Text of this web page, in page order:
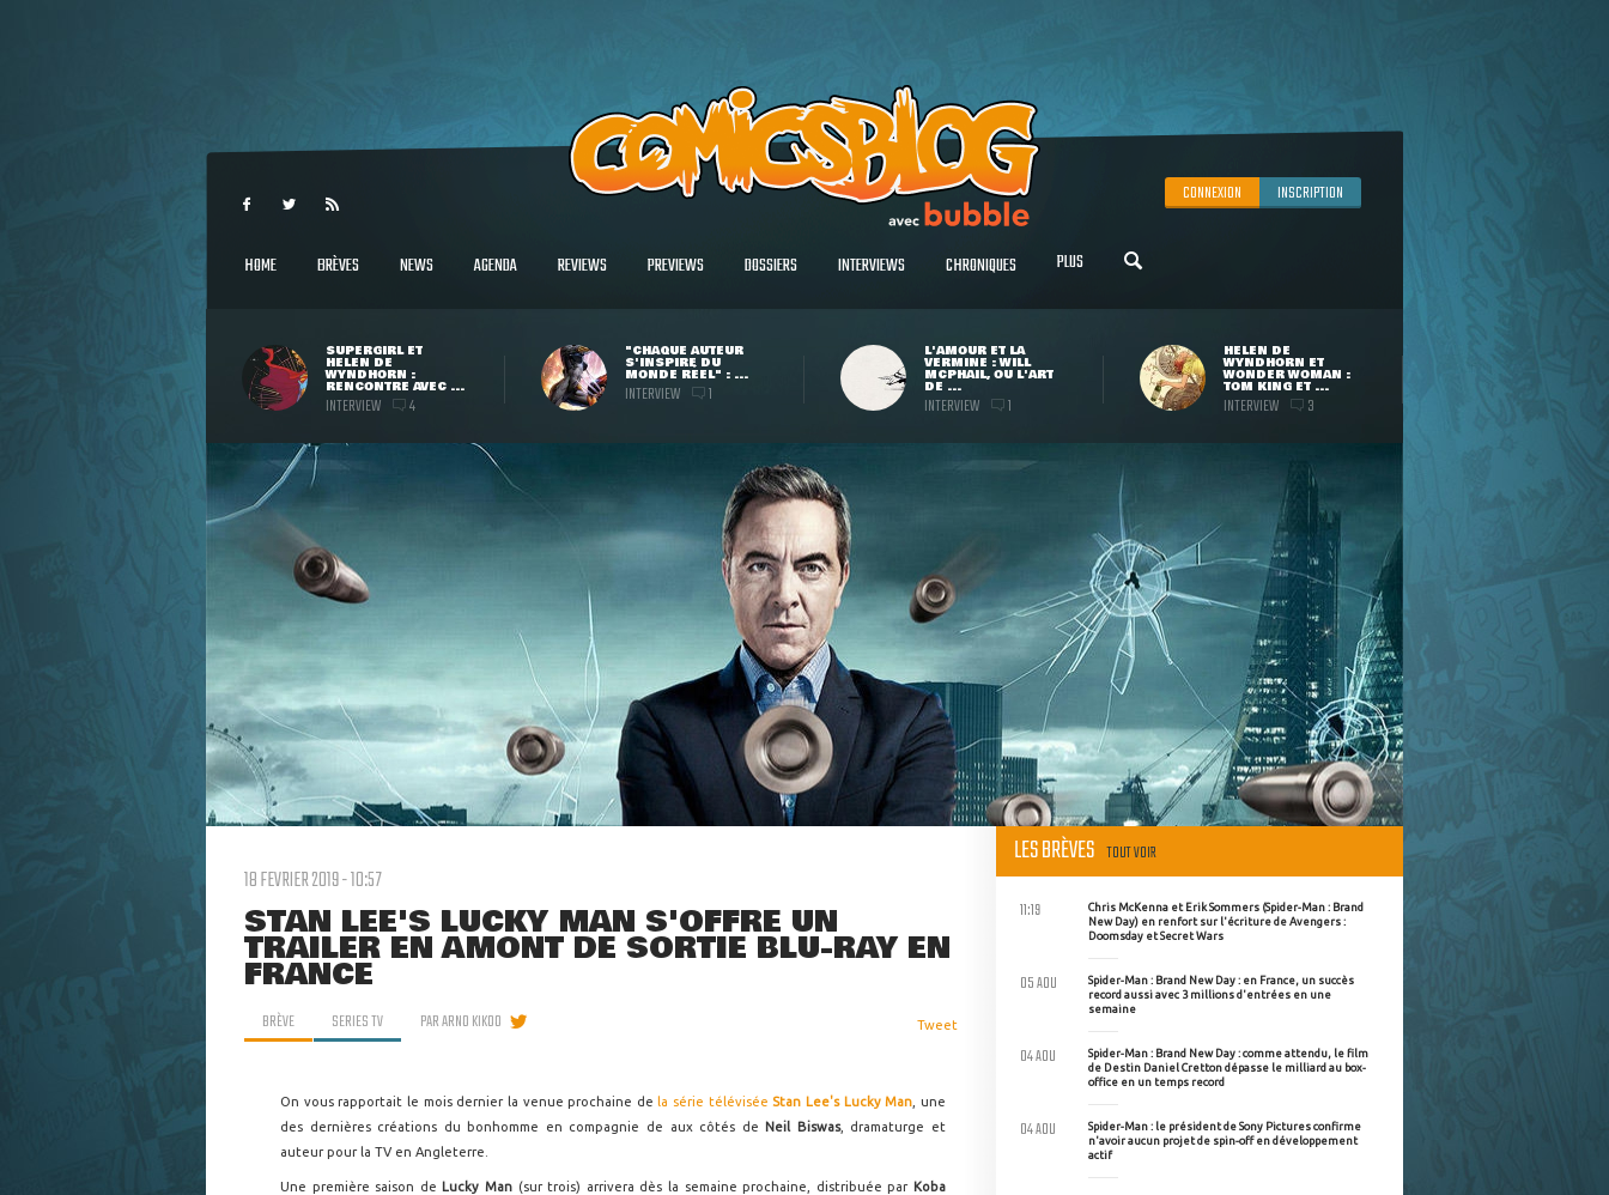
CONNEXION INSCRIPTION
HOME BRÈVES NEWS AGENDA REVIEWS PREVIEWS DOSSIERS INTERVIEWS CHRONIQUES PLUS
SUPERGIRL ET
HELEN DE
WYNDHORN :
RENCONTRE AVEC ...
INTERVIEW 4
"CHAQUE AUTEUR
S'INSPIRE DU
MONDE RÉEL" : ...
INTERVIEW 1
L'AMOUR ET LA
VERMINE : WILL
MCPHAIL, OU L'ART
DE ...
INTERVIEW 1
HELEN DE
WYNDHORN ET
WONDER WOMAN :
TOM KING ET ...
INTERVIEW 3
18 FEVRIER 2019 - 10:57
STAN LEE'S LUCKY MAN S'OFFRE UN
TRAILER EN AMONT DE SORTIE BLU-RAY EN
FRANCE
BRÈVE SERIES TV PARARNO KIKOO Tweet
On vous rapportait le mois dernier la venue prochaine de la série télévisée Stan Lee's Lucky Man , une
des dernières créations du bonhomme en compagnie de aux côtés de Neil Biswas, dramaturge et
auteur pour la TV en Angleterre.
Une première saison de Lucky Man (sur trois) arrivera dès la semaine prochaine, distribuée par Koba
LES BRÈVES TOUT VOIR
Chris McKenna et Erik Sommers (Spider-Man : Brand
New Day) en renfort sur l'écriture de Avengers :
Doomsday et Secret Wars
11:19
Spider-Man : Brand New Day : en France, un succès
record aussi avec 3 millions d'entrées en une
semaine
05 AOU
Spider-Man : Brand New Day : comme attendu, le film
de Destin Daniel Cretton dépasse le milliard au box-
office en un temps record
04 AOU
Spider-Man : le président de Sony Pictures confirme
n'avoir aucun projet de spin-off en développement
actif
04 AOU